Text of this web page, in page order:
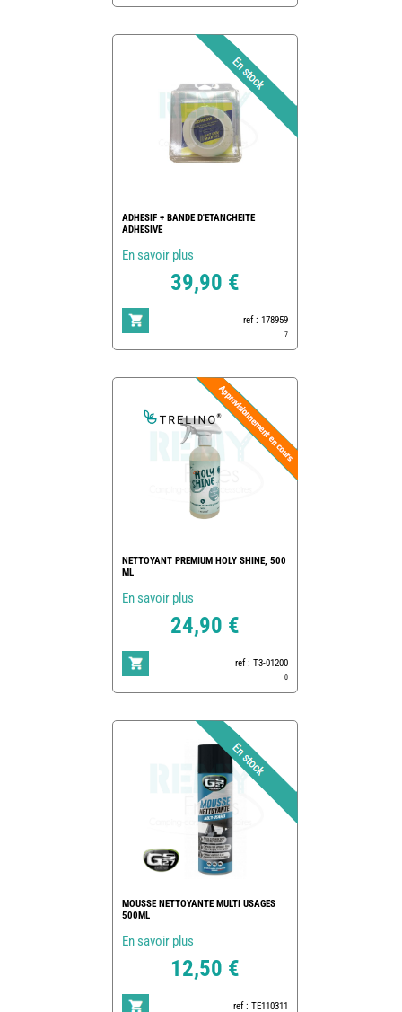
ADHESIF + BANDE D'ETANCHEITE
ADHESIVE
En savoir plus
39,90 €
ref : 178959
7
NETTOYANT PREMIUM HOLY SHINE, 500
ML
En savoir plus
24,90 €
ref : T3-01200
0
MOUSSE NETTOYANTE MULTI USAGES
500ML
En savoir plus
12,50 €
ref : TE110311